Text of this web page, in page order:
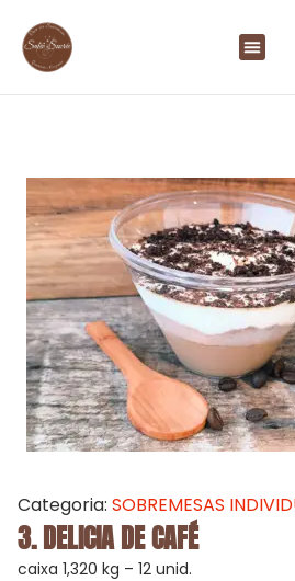
Categoria: SOBREMESAS
3. DELICIA DE CAFÉ
caixa 1,320 kg – 12 unid.